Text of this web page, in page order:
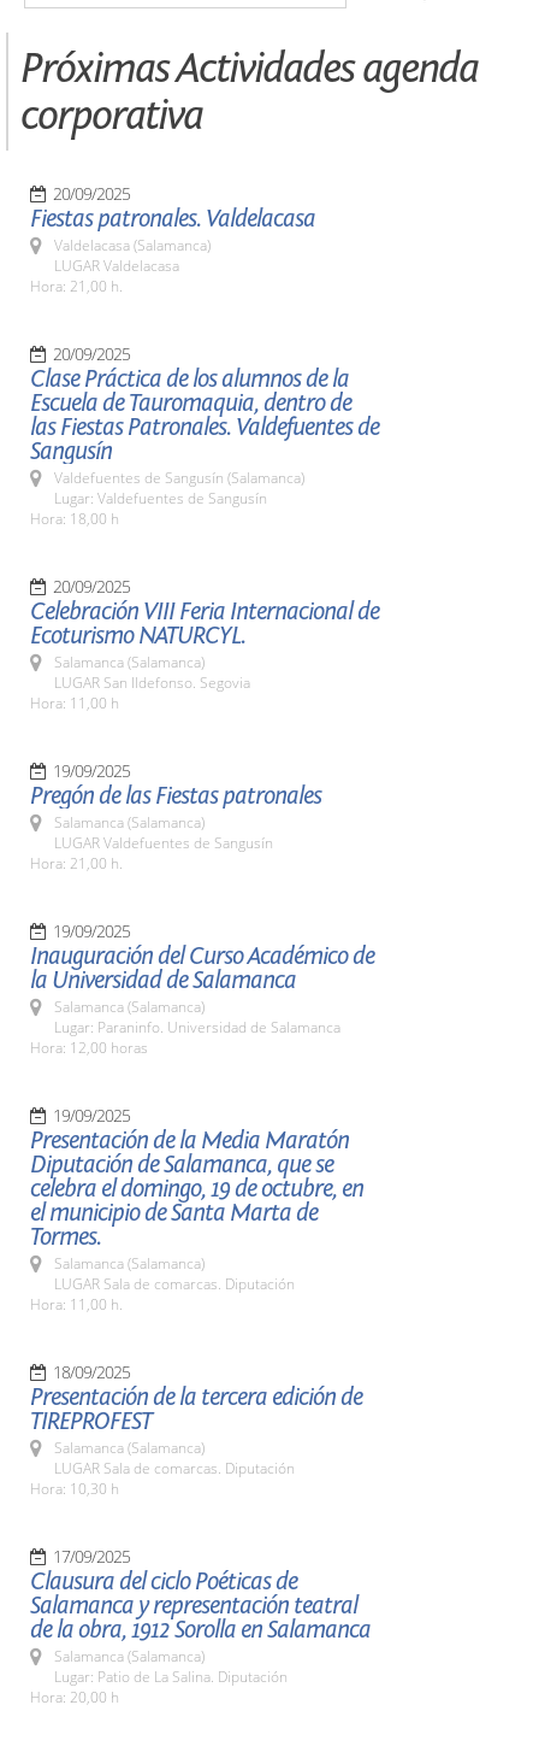
Próximas Actividades agenda
corporativa
20/09/2025
Fiestas patronales. Valdelacasa
Valdelacasa (Salamanca)
LUGAR Valdelacasa
Hora: 21,00 h.
20/09/2025
Clase Práctica de los alumnos de la
Escuela de Tauromaquia, dentro de
las Fiestas Patronales. Valdefuentes de
Sangusín
Valdefuentes de Sangusín (Salamanca)
Lugar: Valdefuentes de Sangusín
Hora: 18,00 h
20/09/2025
Celebración VIII Feria Internacional de
Ecoturismo NATURCYL.
Salamanca (Salamanca)
LUGAR San Ildefonso. Segovia
Hora: 11,00 h
19/09/2025
Pregón de las Fiestas patronales
Salamanca (Salamanca)
LUGAR Valdefuentes de Sangusín
Hora: 21,00 h.
19/09/2025
Inauguración del Curso Académico de
la Universidad de Salamanca
Salamanca (Salamanca)
Lugar: Paraninfo. Universidad de Salamanca
Hora: 12,00 horas
19/09/2025
Presentación de la Media Maratón
Diputación de Salamanca, que se
celebra el domingo, 19 de octubre, en
el municipio de Santa Marta de
Tormes.
Salamanca (Salamanca)
LUGAR Sala de comarcas. Diputación
Hora: 11,00 h.
18/09/2025
Presentación de la tercera edición de
TIREPROFEST
Salamanca (Salamanca)
LUGAR Sala de comarcas. Diputación
Hora: 10,30 h
17/09/2025
Clausura del ciclo Poéticas de
Salamanca y representación teatral
de la obra, 1912 Sorolla en Salamanca
Salamanca (Salamanca)
Lugar: Patio de La Salina. Diputación
Hora: 20,00 h